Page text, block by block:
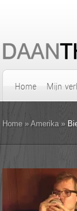
Home Mijn
Home » Amerika »